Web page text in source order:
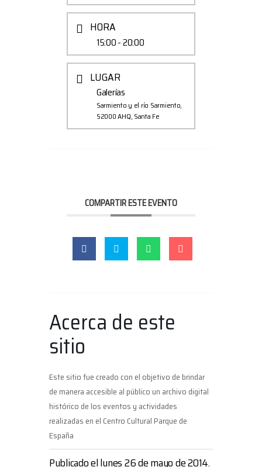
HORA
15:00 - 20:00
LUGAR
Galerías
Sarmiento y el río Sarmiento,
S2000 AHQ, Santa Fe
COMPARTIR ESTE EVENTO
Acerca de este
sitio
Este sitio fue creado con el objetivo de brindar
de manera accesible al público un archivo digital
histórico de los eventos y actividades
realizadas en el Centro Cultural Parque de
España
Publicado el lunes 26 de mayo de 2014.